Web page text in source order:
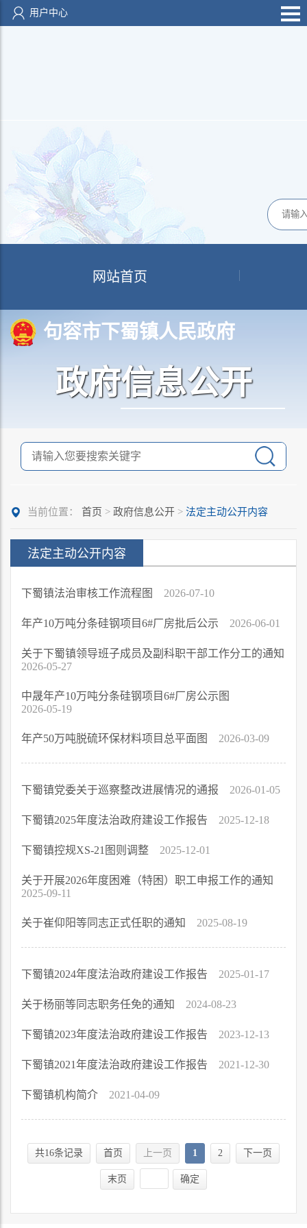
用户中心
网站首页
句容市下蜀镇人民政府
政府信息公开
当前位置： 首页 > 政府信息公开 > 法定主动公开内容
法定主动公开内容
下蜀镇法治审核工作流程图 2026-07-10
年产10万吨分条硅钢项目6#厂房批后公示 2026-06-01
关于下蜀镇领导班子成员及副科职干部工作分工的通知
2026-05-27
中晟年产10万吨分条硅钢项目6#厂房公示图
2026-05-19
年产50万吨脱硫环保材料项目总平面图 2026-03-09
下蜀镇党委关于巡察整改进展情况的通报 2026-01-05
下蜀镇2025年度法治政府建设工作报告 2025-12-18
下蜀镇控规XS-21图则调整 2025-12-01
关于开展2026年度困难（特困）职工申报工作的通知
2025-09-11
关于崔仰阳等同志正式任职的通知 2025-08-19
下蜀镇2024年度法治政府建设工作报告 2025-01-17
关于杨丽等同志职务任免的通知 2024-08-23
下蜀镇2023年度法治政府建设工作报告 2023-12-13
下蜀镇2021年度法治政府建设工作报告 2021-12-30
下蜀镇机构简介 2021-04-09
共16条记录 首页 上一页 1 2 下一页
末页 确定